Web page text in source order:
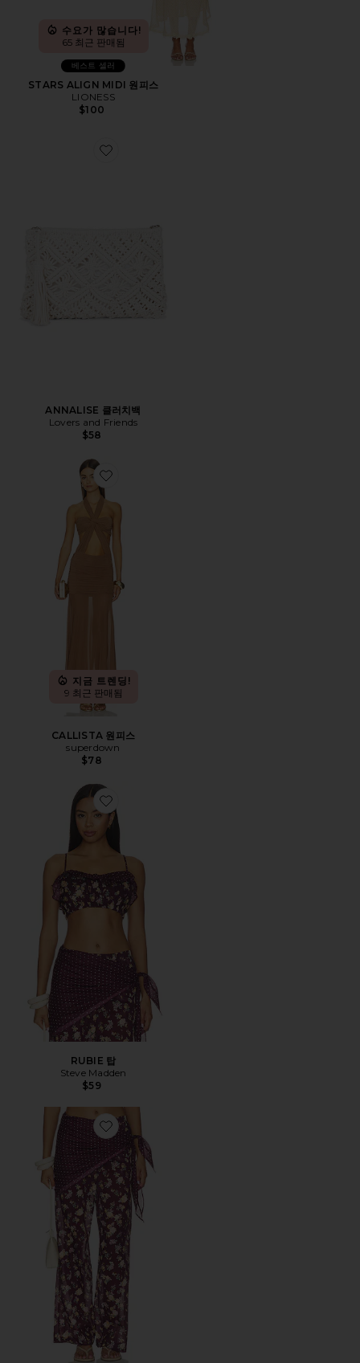
수요가 많습니다!
65 최근 판매됨
베스트 셀러
STARS ALIGN MIDI 원피스
LIONESS
$100
Favorite ANNALISE 클러치백
ANNALISE 클러치백
Lovers and Friends
$58
Favorite CALLISTA 원피스
지금 트렌딩!
9 최근 판매됨
CALLISTA 원피스
superdown
$78
Favorite RUBIE 탑
RUBIE 탑
Steve Madden
$59
Favorite SONNY 팬츠